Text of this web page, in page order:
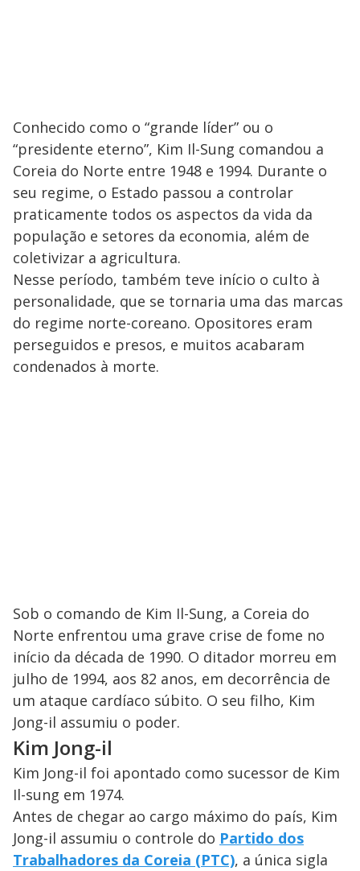
Conhecido como o “grande líder” ou o
“presidente eterno”, Kim Il-Sung comandou a
Coreia do Norte entre 1948 e 1994. Durante o
seu regime, o Estado passou a controlar
praticamente todos os aspectos da vida da
população e setores da economia, além de
coletivizar a agricultura.
Nesse período, também teve início o culto à
personalidade, que se tornaria uma das marcas
do regime norte-coreano. Opositores eram
perseguidos e presos, e muitos acabaram
condenados à morte.
Sob o comando de Kim Il-Sung, a Coreia do
Norte enfrentou uma grave crise de fome no
início da década de 1990. O ditador morreu em
julho de 1994, aos 82 anos, em decorrência de
um ataque cardíaco súbito. O seu filho, Kim
Jong-il assumiu o poder.
Kim Jong-il
Kim Jong-il foi apontado como sucessor de Kim
Il-sung em 1974.
Antes de chegar ao cargo máximo do país, Kim
Jong-il assumiu o controle do Partido dos
Trabalhadores da Coreia (PTC), a única sigla